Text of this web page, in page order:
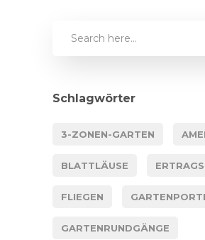
Schlagwörter
3-ZONEN-GARTEN
BLATTLÄUSE
FLIEGEN
GARTENRUNDGÄNGE